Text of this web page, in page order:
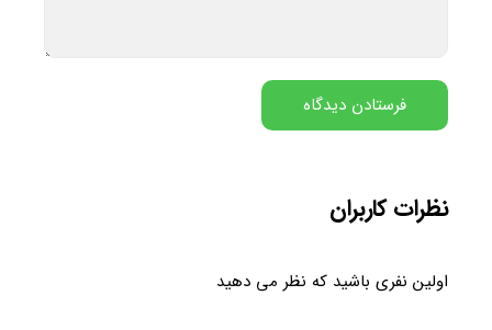
نظرات کاربران
اولین نفری باشید که نظر می دهید